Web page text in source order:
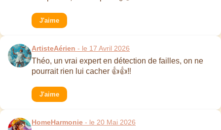
J'aime
ArtisteAérien - le 17 Avril 2026
Théo, un vrai expert en détection de failles, on ne
pourrait rien lui cacher 👍👍‼
J'aime
HomeHarmonie - le 20 Mai 2026